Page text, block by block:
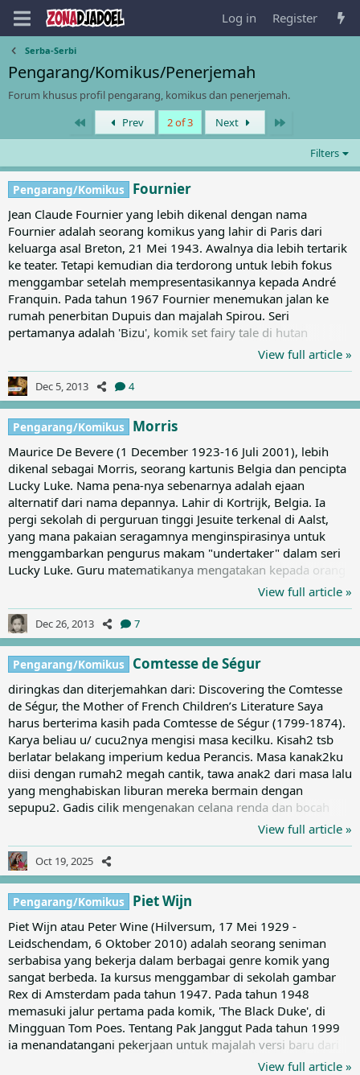
Log in Register
Serba-Serbi
Pengarang/Komikus/Penerjemah
Forum khusus profil pengarang, komikus dan penerjemah.
Prev 2 of 3 Next
Filters
Pengarang/Komikus Fournier
Jean Claude Fournier yang lebih dikenal dengan nama
Fournier adalah seorang komikus yang lahir di Paris dari
keluarga asal Breton, 21 Mei 1943. Awalnya dia lebih tertarik
ke teater. Tetapi kemudian dia terdorong untuk lebih fokus
menggambar setelah mempresentasikannya kepada André
Franquin. Pada tahun 1967 Fournier menemukan jalan ke
rumah penerbitan Dupuis dan majalah Spirou. Seri
pertamanya adalah 'Bizu', komik set fairy tale di hutan
Brocéliande, sekitar tahun 1967-1969. Kemudian Fournier
penulis serial 'Spirou et Fantasio'. Karya pertamanya adalah
Le faiseur d'or yang tampil di Spirou 29 Mei 1969. Dia
memperkenalkan beberapa karakter baru,seperti tokoh
kejahatan...
View full article »
Dec 5, 2013 4
Pengarang/Komikus Morris
Maurice De Bevere (1 December 1923-16 Juli 2001), lebih
dikenal sebagai Morris, seorang kartunis Belgia dan pencipta
Lucky Luke. Nama pena-nya sebenarnya adalah ejaan
alternatif dari nama depannya. Lahir di Kortrijk, Belgia. Ia
pergi sekolah di perguruan tinggi Jesuite terkenal di Aalst,
yang mana pakaian seragamnya menginspirasinya untuk
menggambarkan pengurus makam "undertaker" dalam seri
Lucky Luke. Guru matematikanya mengatakan kepada orang
tuanya bhw anak itu sayangnya tidak akan pernah berhasil
coret di buku matematikanya. Morris mulai menggambar di
Compagnie Belge d'Actualités (CBA) studio, sebuah studio
animasi kecil dan berumur pendek di Belgia di mana ia
bertemu Peyo dan...
View full article »
Dec 26, 2013 7
Pengarang/Komikus Comtesse de Ségur
diringkas dan diterjemahkan dari: Discovering the Comtesse
de Ségur, the Mother of French Children’s Literature Saya
harus berterima kasih pada Comtesse de Ségur (1799-1874).
Karya beliau u/ cucu2nya mengisi masa kecilku. Kisah2 tsb
berlatar belakang imperium kedua Perancis. Masa kanak2ku
diisi dengan rumah2 megah cantik, tawa anak2 dari masa lalu
yang menghabiskan liburan mereka bermain dengan
sepupu2. Gadis cilik mengenakan celana renda dan bocah
laki2 dengan baju pelaut. Sambil membaca novel2 tsb aku
& terampil Masa kecil penulis sendiri tak bahagia dan
mengalami abuse dari ibunya sendiri (yg merupakan inspirasi
tokoh ibu tiri dalam novel seri Sophie) walau keluarga
mereka...
View full article »
Oct 19, 2025
Pengarang/Komikus Piet Wijn
Piet Wijn atau Peter Wine (Hilversum, 17 Mei 1929 -
Leidschendam, 6 Oktober 2010) adalah seorang seniman
serbabisa yang bekerja dalam berbagai genre komik yang
sangat berbeda. Ia kursus menggambar di sekolah gambar
Rex di Amsterdam pada tahun 1947. Pada tahun 1948
memasuki jalur pertama pada komik, 'The Black Duke', di
Mingguan Tom Poes. Tentang Pak Janggut Pada tahun 1999
ia menandatangani pekerjaan untuk majalah versi baru dari
'Alone in the World'. Piet kemudian terkena stroke kedua,
View full article »